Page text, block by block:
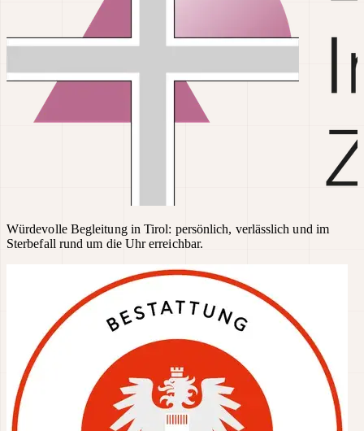
Würdevolle Begleitung in Tirol: persönlich, verlässlich und im
Sterbefall rund um die Uhr erreichbar.